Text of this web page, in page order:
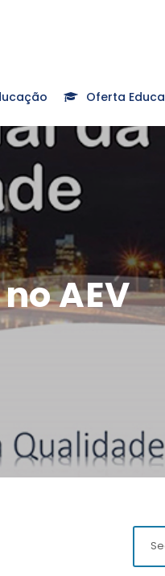
Oferta
AEV